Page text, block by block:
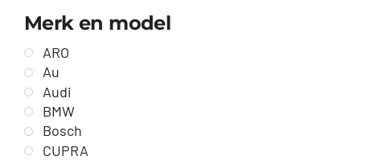
Merk en model
ARO
Au
Audi
BMW
Bosch
CUPRA